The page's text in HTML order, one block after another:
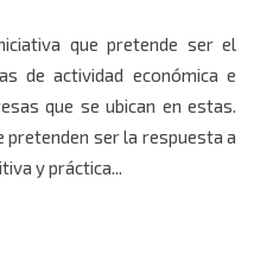
que pretende ser el
de actividad económica e
que se ubican en estas.
pretenden ser la respuesta a
y práctica...